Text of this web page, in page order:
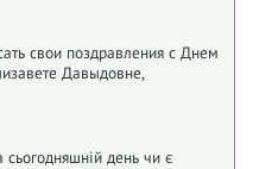
свои поздравления с Днем
Давыдовне,
день чи є